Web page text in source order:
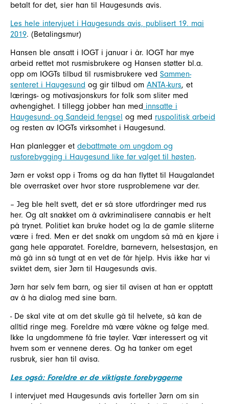
betalt for det, sier han til Haugesunds avis.
Les hele intervjuet i Haugesunds avis, publisert 19. mai
2019. (Betalingsmur)
Hansen ble ansatt i IOGT i januar i år. IOGT har mye
arbeid rettet mot rusmisbrukere og Hansen støtter bl.a.
opp om IOGTs tilbud til rusmisbrukere ved Sammen-
senteret i Haugesund og gir tilbud om ANTA-kurs, et
lærings- og motivasjonskurs for folk som sliter med
avhengighet. I tillegg jobber han med innsatte i
Haugesund- og Sandeid fengsel og med ruspolitisk arbeid
og resten av IOGTs virksomhet i Haugesund.
Han planlegger et debattmøte om ungdom og
rusforebygging i Haugesund like før valget til høsten.
Jørn er vokst opp i Troms og da han flyttet til Haugalandet
ble overrasket over hvor store rusproblemene var der.
– Jeg ble helt svett, det er så store utfordringer med rus
her. Og alt snakket om å avkriminalisere cannabis er helt
på trynet. Politiet kan bruke hodet og la de gamle sliterne
være i fred. Men er det snakk om ungdom så må en kjøre i
gang hele apparatet. Foreldre, barnevern, helsestasjon, en
må gå inn så tungt at en vet de får hjelp. Hvis ikke har vi
sviktet dem, sier Jørn til Haugesunds avis.
Jørn har selv fem barn, og sier til avisen at han er opptatt
av å ha dialog med sine barn.
- De skal vite at om det skulle gå til helvete, så kan de
alltid ringe meg. Foreldre må være våkne og følge med.
Ikke la ungdommene få frie tøyler. Vær interessert og vit
hvem som er vennene deres. Og ha tanker om eget
rusbruk, sier han til avisa.
Les også: Foreldre er de viktigste forebyggerne
I intervjuet med Haugesunds avis forteller Jørn om sin